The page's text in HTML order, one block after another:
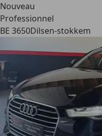
Nouveau
Professionnel
BE 3650Dilsen-stokkem